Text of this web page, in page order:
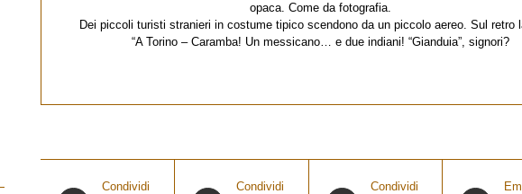
opaca. Come da fotografia.
Dei piccoli turisti stranieri in costume tipico scendono da un piccolo aereo. Sul retro
“A Torino – Caramba! Un messicano… e due indiani! “Gianduia”, signori?
Condividi
Condividi
Condividi